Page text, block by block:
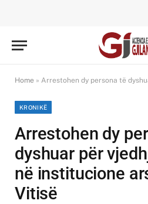
Home » Arrestohen dy persona të dyshuar për vjedhje
KRONIKË
Arrestohen dy
dyshuar për
në institucione
Vitisë